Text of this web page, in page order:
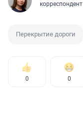
корреспондент
Перекрытие дороги
0 0